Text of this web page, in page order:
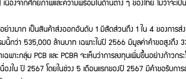
องจากศักยภาพและความพร้อมในด้านต่าง ๆ ของไทย ไม่ว่าจะเ
ก เป็นสินค้าส่งออกอันดับ 1 มีสัดส่วนถึง 1 ใน 4 ของการส่งอ
นี้กว่า 535,000 ล้านบาท เฉพาะในปี 2566 มีมูลค่าคำขอสูงถึง
ะกลุ่ม PCB และ PCBA จะเห็นว่าการลงทุนเพิ่มขึ้นอย่างก้าวก
ใน ปี 2567 โดยในช่วง 5 เดือนแรกของปี 2567 มีคำขอรับการ